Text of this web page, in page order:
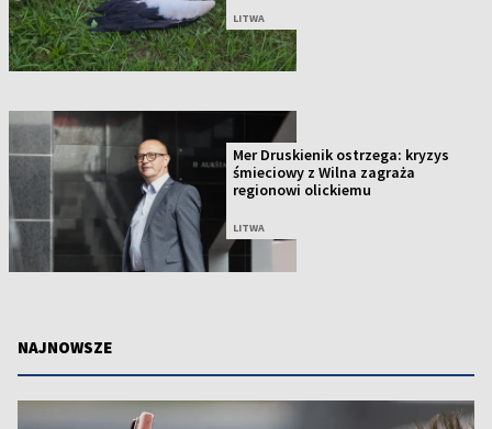
LITWA
Mer Druskienik ostrzega: kryzys
śmieciowy z Wilna zagraża
regionowi olickiemu
LITWA
NAJNOWSZE